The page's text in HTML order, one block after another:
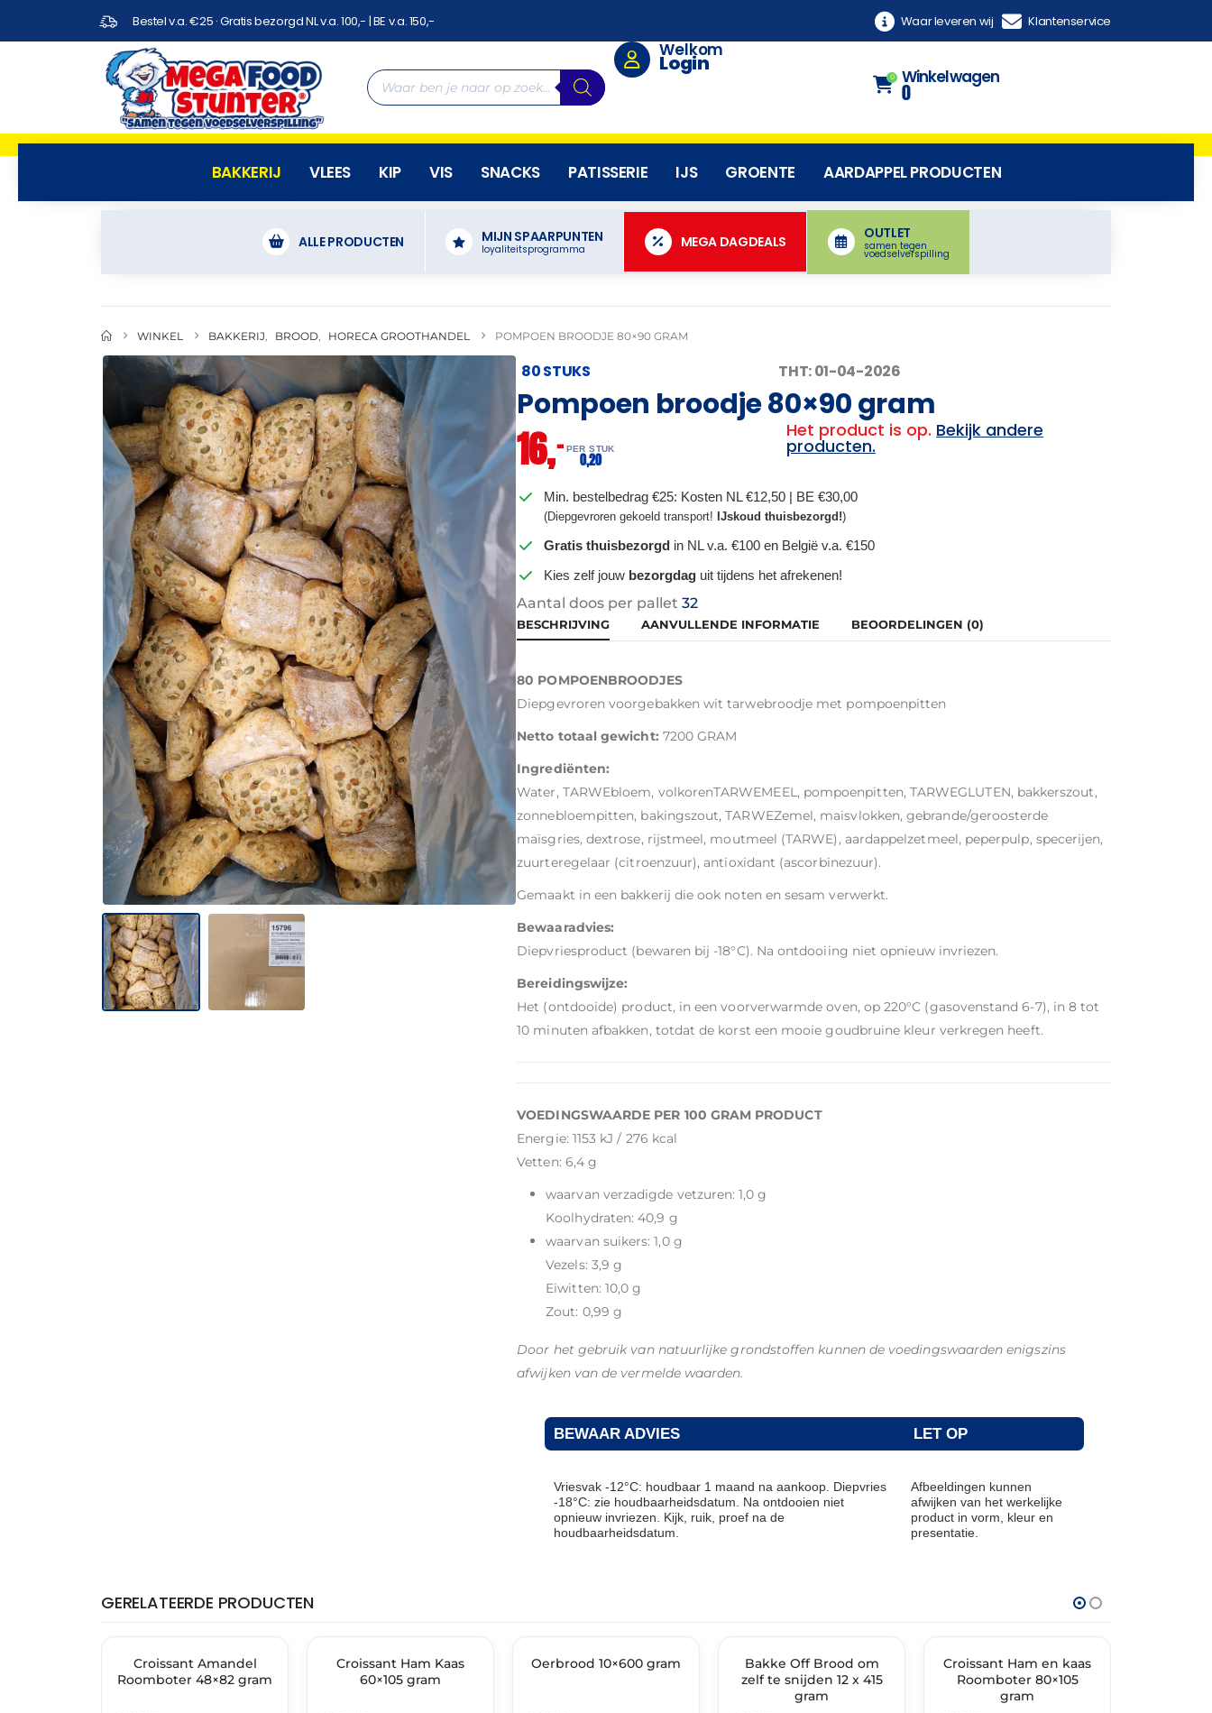
Bestel v.a. €25 · Gratis bezorgd NL v.a. 100,- | BE v.a. 150,- Waar leveren wij Klantenservice
Welkom
Login
0 Winkelwagen
0
BAKKERIJ VLEES KIP VIS SNACKS PATISSERIE IJS GROENTE AARDAPPEL PRODUCTEN
ALLE PRODUCTEN MIJN SPAARPUNTEN
loyaliteitsprogramma MEGA DAGDEALS
OUTLET
samen tegen
voedselverspilling
WINKEL BAKKERIJ BROOD HORECA GROOTHANDEL POMPOEN BROODJE 80×90 GRAM
80 STUKS THT: 01-04-2026
Pompoen broodje 80×90 gram
16,– PER STUK
0,20
Het product is op. Bekijk andere
producten.
Min. bestelbedrag €25: Kosten NL €12,50 | BE €30,00
(Diepgevroren gekoeld transport!IJskoud thuisbezorgd!)
Gratis thuisbezorgd in NL v.a. €100 en België v.a. €150
Kies zelf jouw bezorgdag uit tijdens het afrekenen!
Aantal doos per pallet32
BESCHRIJVING AANVULLENDE INFORMATIE BEOORDELINGEN (0)
80 POMPOENBROODJES
Diepgevroren voorgebakken wit tarwebroodje met pompoenpitten
Netto totaal gewicht: 7200 GRAM
Ingrediënten:
Water, TARWEbloem, volkorenTARWEMEEL, pompoenpitten, TARWEGLUTEN, bakkerszout,
zonnebloempitten, bakingszout, TARWEZemel, maisvlokken, gebrande/geroosterde
maïsgries, dextrose, rijstmeel, moutmeel (TARWE), aardappelzetmeel, peperpulp, specerijen,
zuurteregelaar (citroenzuur), antioxidant (ascorbinezuur).
Gemaakt in een bakkerij die ook noten en sesam verwerkt.
Bewaaradvies:
Diepvriesproduct (bewaren bij -18°C). Na ontdooiing niet opnieuw invriezen.
Bereidingswijze:
Het (ontdooide) product, in een voorverwarmde oven, op 220°C (gasovenstand 6-7), in 8 tot
10 minuten afbakken, totdat de korst een mooie goudbruine kleur verkregen heeft.
VOEDINGSWAARDE PER 100 GRAM PRODUCT
Energie: 1153 kJ / 276 kcal
Vetten: 6,4 g
waarvan verzadigde vetzuren: 1,0 g
Koolhydraten: 40,9 g
waarvan suikers: 1,0 g
Vezels: 3,9 g
Eiwitten: 10,0 g
Zout: 0,99 g
Door het gebruik van natuurlijke grondstoffen kunnen de voedingswaarden enigszins
afwijken van de vermelde waarden.
BEWAAR ADVIES LET OP
Vriesvak -12°C: houdbaar 1 maand na aankoop. Diepvries
-18°C: zie houdbaarheidsdatum. Na ontdooien niet
opnieuw invriezen. Kijk, ruik, proef na de
houdbaarheidsdatum.
Afbeeldingen kunnen
afwijken van het werkelijke
product in vorm, kleur en
presentatie.
GERELATEERDE PRODUCTEN
🔥 OP=OP
Croissant Amandel
Roomboter 48×82 gram
🔥 OP=OP
Croissant Ham Kaas
60×105 gram
🔥 OP=OP
Oerbrood 10×600 gram 🔥 OP=OP
Bakke Off Brood om
zelf te snijden 12 x 415
gram
🔥 OP=OP
Croissant Ham en kaas
Roomboter 80×105
gram